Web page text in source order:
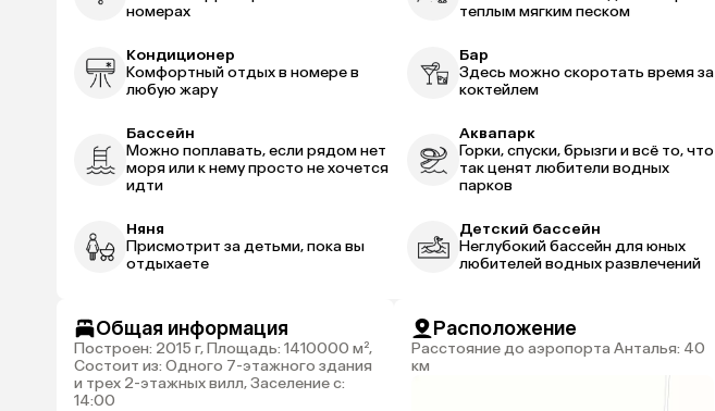
номерах
теплым мягким песком
Кондиционер
Комфортный отдых в номере в
любую жару
Бар
Здесь можно скоротать время за
коктейлем
Бассейн
Можно поплавать, если рядом нет
моря или к нему просто не хочется
идти
Аквапарк
Горки, спуски, брызги и всё то, что
так ценят любители водных
парков
Няня
Присмотрит за детьми, пока вы
отдыхаете
Детский бассейн
Неглубокий бассейн для юных
любителей водных развлечений
Общая информация
Построен: 2015 г, Площадь: 1410000 м²,
Состоит из: Одного 7-этажного здания
и трех 2-этажных вилл, Заселение с:
14:00
Расположение
Расстояние до аэропорта Анталья: 40
км